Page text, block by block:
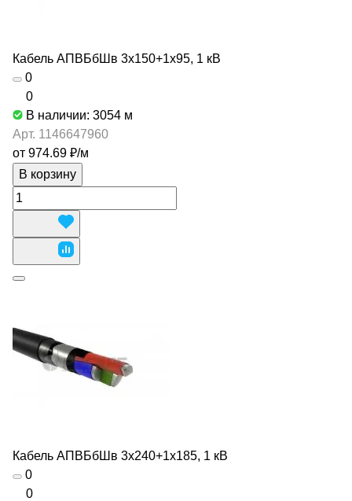
Кабель АПВБбШв 3х150+1х95, 1 кВ
0
0
В наличии: 3054 м
Арт. 1146647960
от 974.69 ₽/м
В корзину
Кабель АПВБбШв 3х240+1х185, 1 кВ
0
0